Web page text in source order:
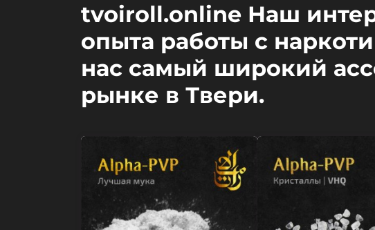
tvoiroll.online Наш
опыта работы с
нас самый широкий
рынке в Твери.